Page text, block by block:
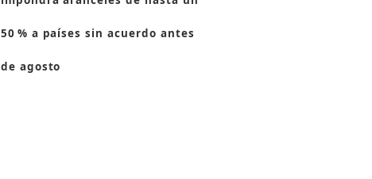
50 % a países sin acuerdo antes
de agosto